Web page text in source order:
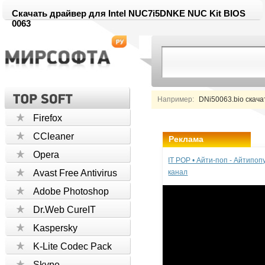
Скачать драйвер для Intel NUC7i5DNKE NUC Kit BIOS
0063
Например: DNi50063.bio
Firefox
CCleaner
Opera
Avast Free Antivirus
Adobe Photoshop
Dr.Web CureIT
Kaspersky
K-Lite Codec Pack
Реклама
IT POP • Айти-поп -
канал